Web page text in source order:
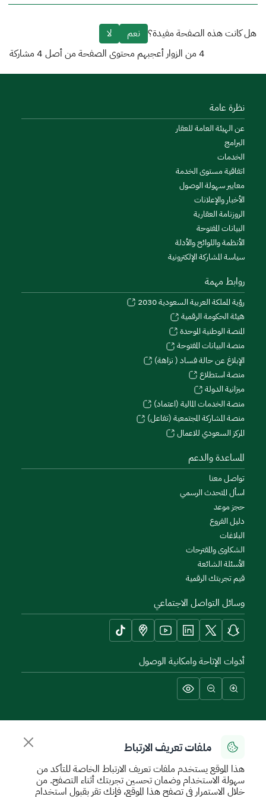
ملفات تعريف الارتباط
هذا الموقع يستخدم ملفات تعريف الارتباط الخاصة للتأكد من
سهولة الاستخدام وضمان تحسين تجربتك أثناء التصفح. من
خلال الاستمرار في تصفح هذا الموقع، فإنك تقر بقبول استخدام
هل كانت هذه الصفحة مفيدة؟ نعم
لا
4 من الزوار أعجبهم محتوى الصفحة من أصل 4 مشاركة
نظرة عامة
عن الهيئة العامة للعقار
البرامج
الخدمات
اتفاقية مستوى الخدمة
معايير سهولة الوصول
الأخبار والإعلانات
الروزنامة العقارية
البيانات المفتوحة
الأنظمة واللوائح والأدلة
سياسة المشاركة الإلكترونية
روابط مهمة
رؤية المملكة العربية السعودية 2030
هيئة الحكومة الرقمية
المنصة الوطنية الموحدة
منصة البيانات المفتوحة
الإبلاغ عن حالة فساد ( نزاهة)
منصة استطلاع
ميزانية الدولة
منصة الخدمات المالية (اعتماد)
منصة المشاركة المجتمعية (تفاعل)
المركز السعودي للاعمال
المساعدة والدعم
تواصل معنا
اسأل المتحدث الرسمي
حجز موعد
دليل الفروع
البلاغات
الشكاوى والمقترحات
الأسئلة الشائعة
قيم تجربتك الرقمية
وسائل التواصل الاجتماعي
أدوات الإتاحة وامكانية الوصول
اتفاقية مستوى الخدمة
الأحكام والشروط
خريطة الموقع
جميع الحقوق محفوظة للهيئة العامة للعقار © 2026
تم تطويره وتشغيله بواسطة الهيئة العامة للعقار